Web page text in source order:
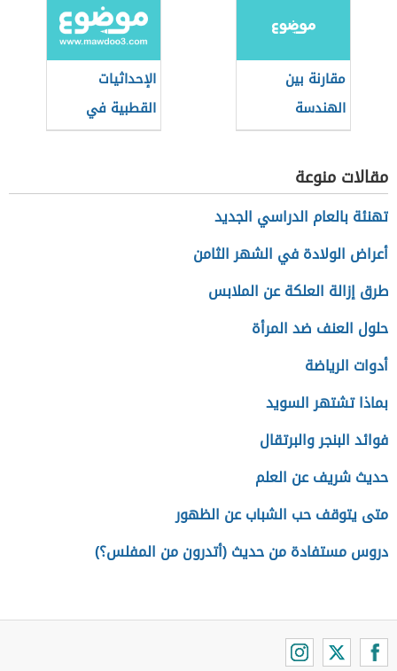
الهندسي
مقارنة بين
الهندسة
الإقليدية
واللاإقليدية
الإحداثيات
القطبية في
الرياضيات
مقالات منوعة
تهنئة بالعام الدراسي الجديد
أعراض الولادة في الشهر الثامن
طرق إزالة العلكة عن الملابس
حلول العنف ضد المرأة
أدوات الرياضة
بماذا تشتهر السويد
فوائد البنجر والبرتقال
حديث شريف عن العلم
متى يتوقف حب الشباب عن الظهور
دروس مستفادة من حديث (أتدرون من المفلس؟)